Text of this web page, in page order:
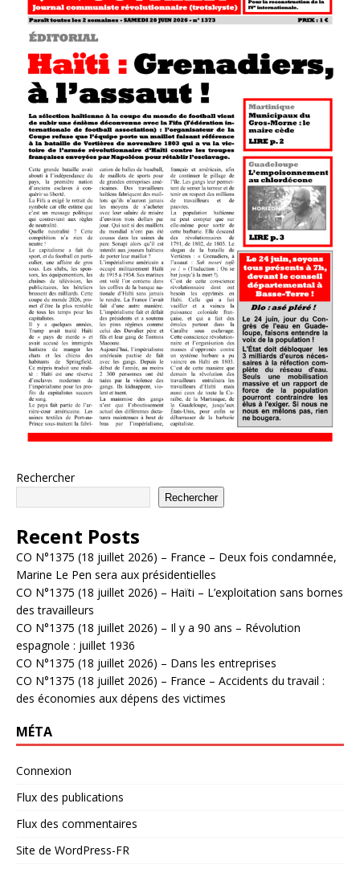
Rechercher
Rechercher
Recent Posts
CO N°1375 (18 juillet 2026) – France – Deux fois condamnée,
Marine Le Pen sera aux présidentielles
CO N°1375 (18 juillet 2026) – Haïti – L’exploitation sans bornes
des travailleurs
CO N°1375 (18 juillet 2026) – Il y a 90 ans – Révolution
espagnole : juillet 1936
CO N°1375 (18 juillet 2026) – Dans les entreprises
CO N°1375 (18 juillet 2026) – France – Accidents du travail :
des économies aux dépens des victimes
MÉTA
Connexion
Flux des publications
Flux des commentaires
Site de WordPress-FR